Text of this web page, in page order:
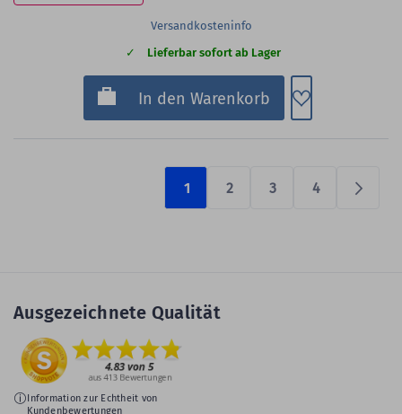
Versandkosteninfo
Lieferbar sofort ab Lager
In den Warenkorb Zum
1 2 3 4
Ausgezeichnete Qualität
Information zur Echtheit von
Kundenbewertungen